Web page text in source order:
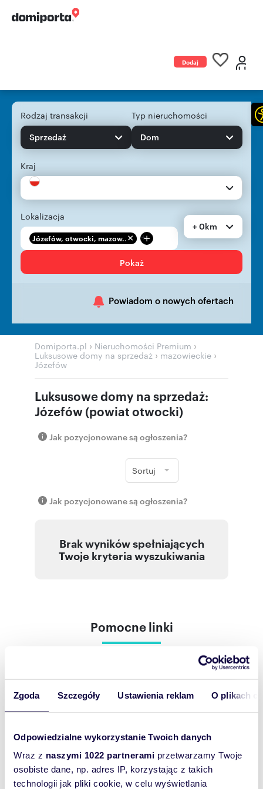
Zgoda Szczegóły Ustawienia reklam O plikach
Odpowiedzialne wykorzystanie Twoich danych
Wraz z naszymi 1022 partnerami przetwarzamy Twoje
osobiste dane, np. adres IP, korzystając z takich
technologii jak pliki cookie, w celu wyświetlania
Dodaj
Rodzaj transakcji
Sprzedaż
Typ nieruchomości
Dom
Kraj
Lokalizacja
Józefów, otwocki, mazow... +
+ 0km
Pokaż
Powiadom o nowych ofertach
Domiporta.pl › Nieruchomości Premium ›
Luksusowe domy na sprzedaż › mazowieckie ›
Józefów
Luksusowe domy na sprzedaż:
Józefów (powiat otwocki)
Jak pozycjonowane są ogłoszenia?
Sortuj
Jak pozycjonowane są ogłoszenia?
Brak wyników spełniających
Twoje kryteria wyszukiwania
Pomocne linki